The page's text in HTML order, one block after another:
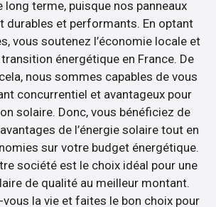
long terme, puisque nos panneaux
durables et performants. En optant
vous soutenez l’économie locale et
énergétique en France. De
nous sommes capables de vous
concurrentiel et avantageux pour
solaire. Donc, vous bénéficiez de
de l’énergie solaire tout en
sur votre budget énergétique.
société est le choix idéal pour une
de qualité au meilleur montant.
la vie et faites le bon choix pour